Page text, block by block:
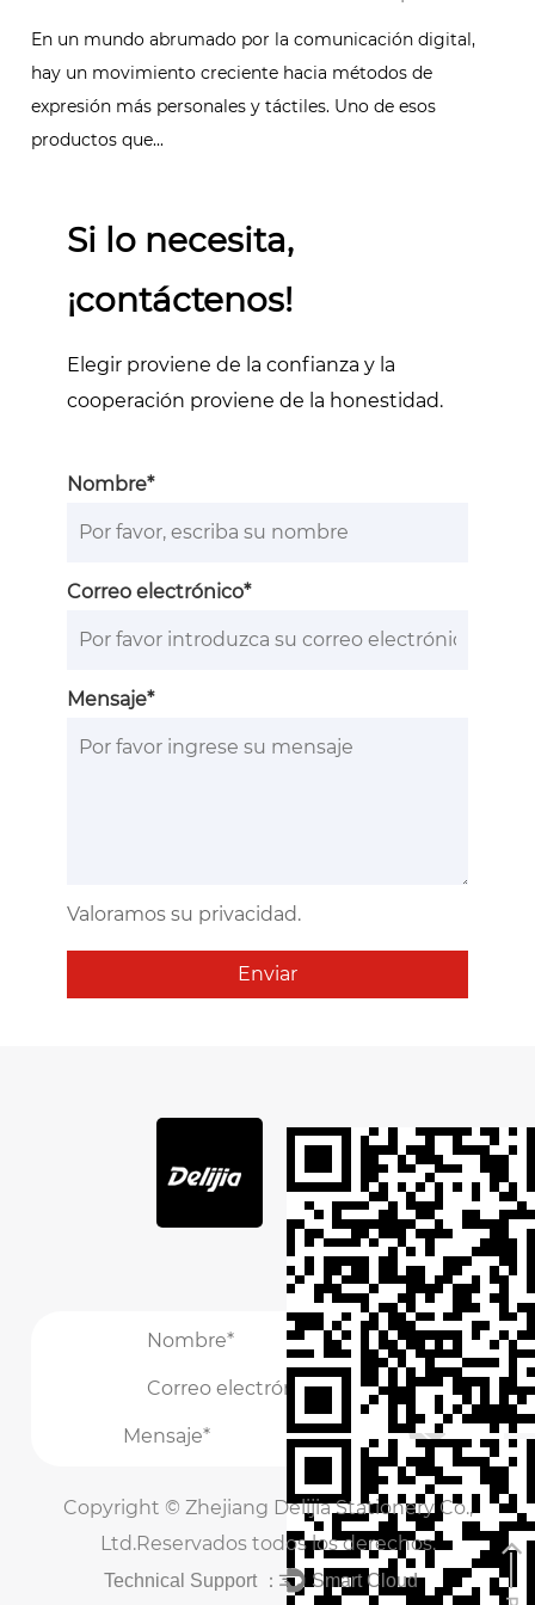
En un mundo abrumado por la comunicación digital,
hay un movimiento creciente hacia métodos de
expresión más personales y táctiles. Uno de esos
productos que...
Si lo necesita,
¡contáctenos!
Elegir proviene de la confianza y la
cooperación proviene de la honestidad.
Nombre*
Correo electrónico*
Mensaje*
Valoramos su privacidad.
/
Copyright © Zhejiang Delijia Stationery Co.,
Ltd.Reservados todos los derechos.
Technical Support ： Smart Cloud